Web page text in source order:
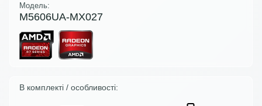
Модель:
M5606UA-MX027
В комплекті / особливості: